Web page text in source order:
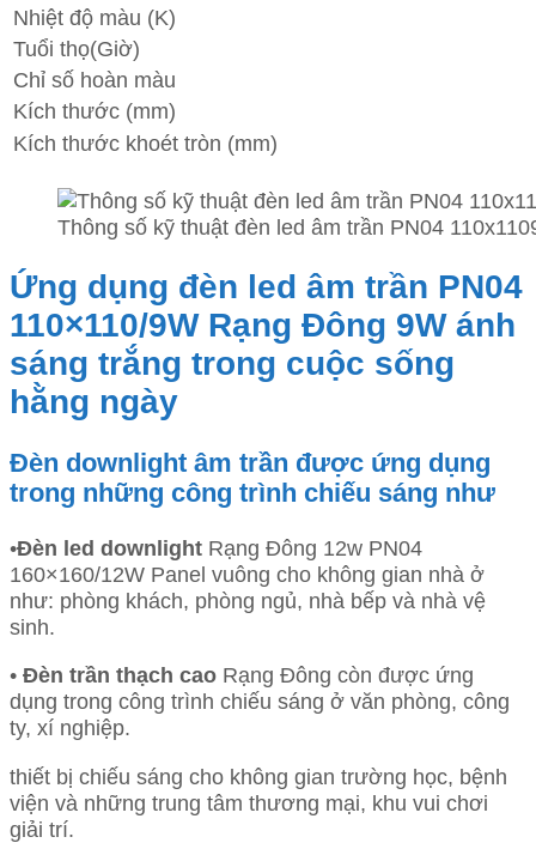
Nhiệt độ màu (K)
Tuổi thọ(Giờ)
Chỉ số hoàn màu
Kích thước (mm)
Kích thước khoét tròn (mm)
Thông số kỹ thuật đèn led âm trần PN04
Ứng dụng đèn led âm trần PN04
110×110/9W Rạng Đông 9W ánh
sáng trắng trong cuộc sống
hằng ngày
Đèn downlight âm trần được ứng dụng
trong những công trình chiếu sáng như
•Đèn led downlight Rạng Đông 12w PN04
160×160/12W Panel vuông cho không gian nhà ở
như: phòng khách, phòng ngủ, nhà bếp và nhà vệ
sinh.
• Đèn trần thạch cao Rạng Đông còn được ứng
dụng trong công trình chiếu sáng ở văn phòng, công
ty, xí nghiệp.
thiết bị chiếu sáng cho không gian trường học, bệnh
viện và những trung tâm thương mại, khu vui chơi
giải trí.